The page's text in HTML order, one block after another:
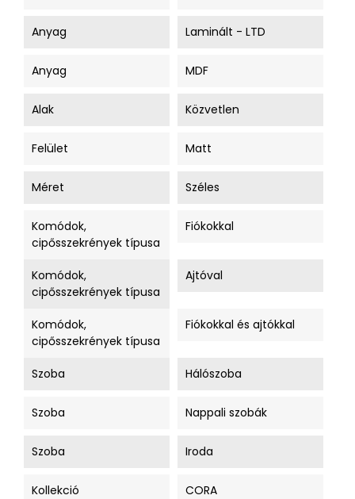
Anyag Laminált - LTD
Anyag MDF
Alak Közvetlen
Felület Matt
Méret Széles
Komódok,
cipősszekrények típusa
Fiókokkal
Komódok,
cipősszekrények típusa
Ajtóval
Komódok,
cipősszekrények típusa
Fiókokkal és ajtókkal
Szoba Hálószoba
Szoba Nappali szobák
Szoba Iroda
Kollekció CORA